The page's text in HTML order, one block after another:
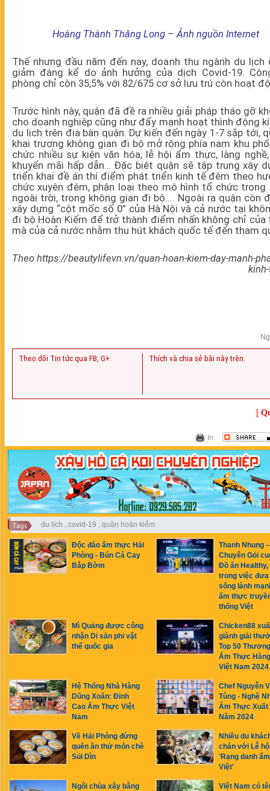
Hoàng Thành Thăng Long – Ảnh nguồn Internet
Thế nhưng đầu năm đến nay, doanh thu ngành du lịch
giảm đáng kể do ảnh hưởng của dịch Covid-19.
phòng chỉ còn 35,5% với 82/675 cơ sở lưu trú còn hoạt
Trước hình này, quận đã đề ra nhiều giải pháp tháo gỡ
cho doanh nghiệp cũng như đẩy mạnh hoạt thình động
du lịch trên địa bàn quận. Dự kiến đến ngày 1-7 sắp tới,
khai trương không gian đi bộ mở rộng phía nam khu
chức nhiều sự kiện văn hóa, lễ hội ẩm thực, làng
khuyến mãi hấp dẫn… Đặc biệt quận sẽ tập trung xây
triển khai đề án thí điểm phát triển kinh tế đêm theo
chức xuyên đêm, phân loại theo mô hình tổ chức trong
ngoài trời, trong không gian đi bộ…. Ngoài ra quận còn
xây dựng “cột mốc số 0” của Hà Nội và cả nước tại
đi bộ Hoàn Kiếm để trở thành điểm nhấn không chỉ của
mà của cả nước nhằm thu hút khách quốc tế đến tham
Theo https://beautylifevn.vn/quan-hoan-kiem-day-manh-
Theo dõi Tin tức qua FB, G+: Thích và chia sẻ bài này trên:
[
In
du lịch , covid-19 , quận hoàn kiếm
Độc đáo ẩm thực Hải
Phòng - Bún Cá Cay
Bắp Bờm
Thanh Nhung –
Chuyên Gỏi
Đồ ăn Healthy,
trong việc đưa
sống lành
ẩm thực
thống Việt
Mì Quảng được công
nhận Di sản phi vật
thể quốc gia
Chicken88
giành giải
Top 50
Ẩm Thực
Việt Nam 2024
Hệ Thống Nhà Hàng
Dũng Xoăn: Đỉnh
Cao Ẩm Thực Việt
Nam
Chef Nguyễn
Tùng - Nghệ
Ẩm Thực Xuất
Năm 2024
Về Hải Phòng đừng
quên ăn thử món chè
Sủi Dìn
Nhiều du
chán với Lễ
'Rạng danh
Việt'
Ngôi chùa xây bằng Việt Nam có